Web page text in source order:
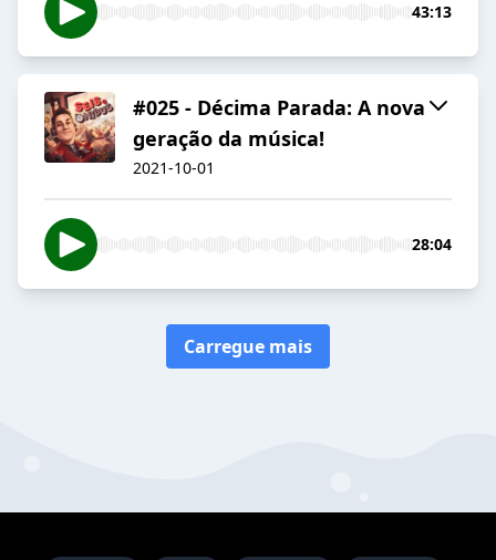
43:13
#025 - Décima Parada: A nova
geração da música!
2021-10-01
28:04
Carregue mais